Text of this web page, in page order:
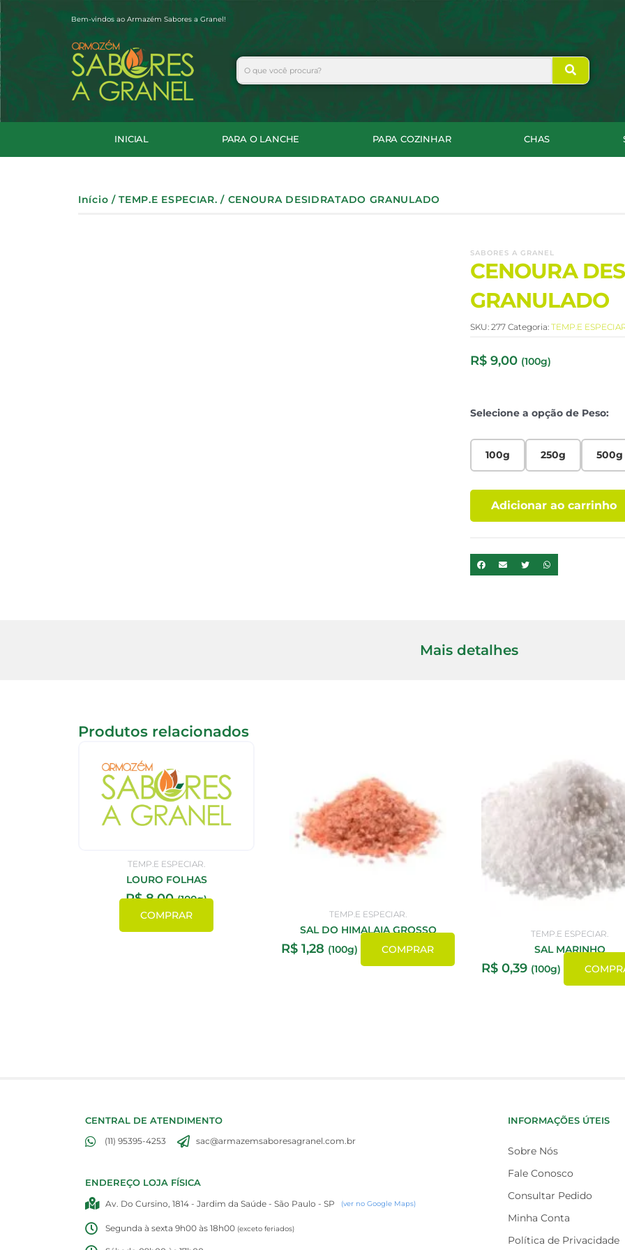
para
o
conteúdo
Bem-vindos ao Armazém Sabores a Granel!
Search
INICIAL PARA O LANCHE PARA COZINHAR CHAS
Início /TEMP.E ESPECIAR. / CENOURA DESIDRATADO GRANULADO
SABORES A GRANEL
CENOURA
GRANULADO
SKU: 277 Categoria: TEMP.E
R$9,00 (100g)
Selecione a opção de Peso:
100g 250g 500g
Adicionar ao carrinho
Mais detalhes
Produtos relacionados
TEMP.E ESPECIAR.
LOURO FOLHAS
R$8,00 (100g)
COMPRAR
TEMP.E ESPECIAR.
SAL DO HIMALAIA GROSSO
R$ 1,28 (100g) COMPRAR
TEMP.E ESPECIAR.
SAL MARINHO
R$ 0,39 (100g)
CENTRAL DE ATENDIMENTO
(11) 95395-4253 sac@armazemsaboresagranel.com.br
ENDEREÇO LOJA FÍSICA
Av. Do Cursino, 1814 - Jardim da Saúde - São Paulo - SP (ver no Google Maps)
Segunda à sexta 9h00 às 18h00 (exceto feriados)
INFORMAÇÕES ÚTEIS
Sobre Nós
Fale Conosco
Consultar Pedido
Minha Conta
Política de Privacidade